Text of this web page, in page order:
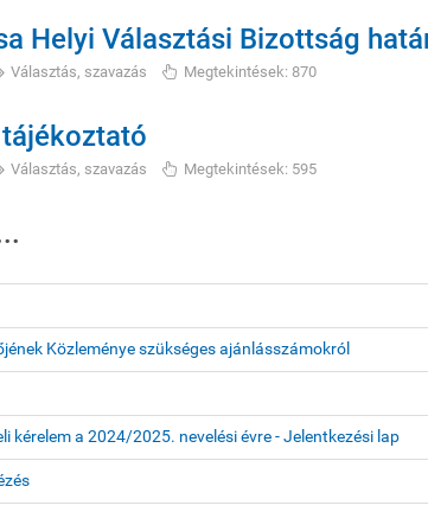
Helyi Választási Bizottság
Választás, szavazás Megtekintések: 870
Választás, szavazás Megtekintések: 595
Közleménye szükséges ajánlásszámokról
kérelem a 2024/2025. nevelési évre - Jelentkezési lap